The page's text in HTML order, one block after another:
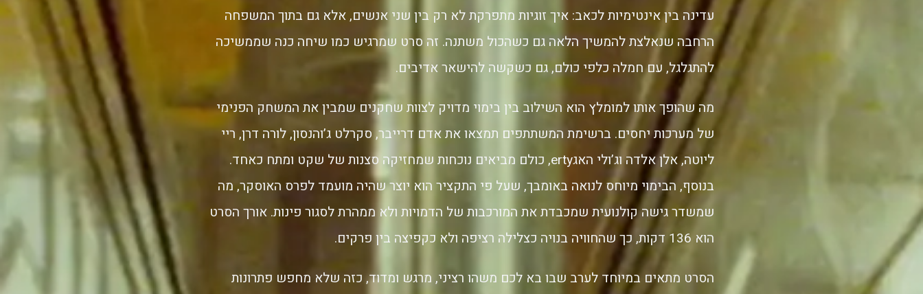
עדינה בין אינטימיות לכאב: איך זוגיות מתפרקת לא רק בין שני אנשים, אלא גם בתוך המשפחה
הרחבה שנאלצת להמשיך הלאה גם כשהכול משתנה. זה סרט שמרגיש כמו שיחה כנה שממשיכה
להתגלגל, עם חמלה כלפי כולם, גם כשקשה להישאר אדיבים.
מה שהופך אותו למומלץ הוא השילוב בין בימוי מדויק לצוות שחקנים שמבין את המשחק הפנימי
של מערכות יחסים. ברשימת המשתתפים תמצאו את אדם דרייבר, סקרלט ג’והנסון, לורה דרן, ריי
ליוטה, אלן אלדה וג’ולי האגerty, כולם מביאים נוכחות שמחזיקה סצנות של שקט ומתח כאחד.
בנוסף, הבימוי מיוחס לנואה באומבך, שעל פי התקציר הוא יוצר שהיה מועמד לפרס האוסקר, מה
שמשדר גישה קולנועית שמכבדת את המורכבות של הדמויות ולא ממהרת לסגור פינות. אורך הסרט
הוא 136 דקות, כך שהחוויה בנויה כצלילה רציפה ולא כקפיצה בין פרקים.
הסרט מתאים במיוחד לערב שבו בא לכם משהו רציני, מרגש ומדוד, כזה שלא מחפש פתרונות